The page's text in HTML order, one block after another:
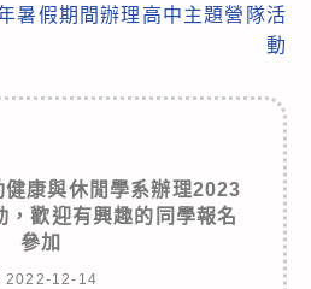
暑假期間辦理高中主題營隊活
動
健康與休閒學系辦理2023
，歡迎有興趣的同學報名
參加
2022-12-14